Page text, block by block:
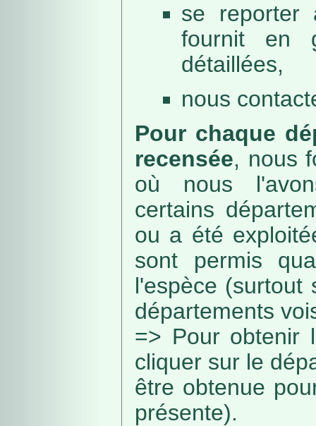
se reporter
fournit en
détaillées,
nous
Pour chaque
recensée, nous
où nous
certains
ou a été
sont permis
l'espèce (surtout
départements
=> Pour obtenir
cliquer sur le
être obtenue
présente).